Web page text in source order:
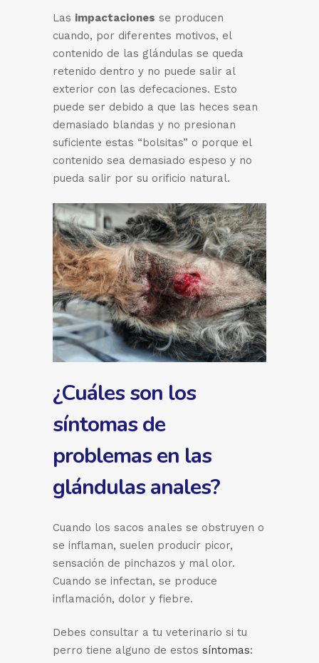
Las impactaciones se producen
cuando, por diferentes motivos, el
contenido de las glándulas se queda
retenido dentro y no puede salir al
exterior con las defecaciones. Esto
puede ser debido a que las heces sean
demasiado blandas y no presionan
suficiente estas “bolsitas” o porque el
contenido sea demasiado espeso y no
pueda salir por su orificio natural.
¿Cuáles son los
síntomas de
problemas en las
glándulas anales?
Cuando los sacos anales se obstruyen o
se inflaman, suelen producir picor,
sensación de pinchazos y mal olor.
Cuando se infectan, se produce
inflamación, dolor y fiebre.
Debes consultar a tu veterinario si tu
perro tiene alguno de estos síntomas: